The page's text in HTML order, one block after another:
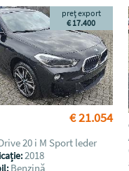
€ 21.054
preț export
€ 17.400
20 i M Sport leder
2018
Benzină